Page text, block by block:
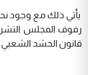
رفوف المجلس
قانون الحشد